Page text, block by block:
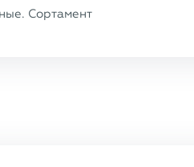
Сортамент